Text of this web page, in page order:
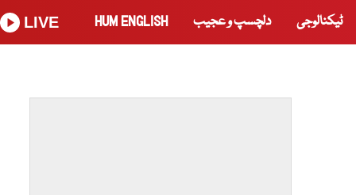
ٹیکنالوجی دلچسپ و عجیب HUM ENGLISH
LIVE